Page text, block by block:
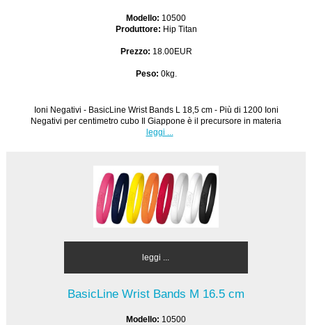
Modello: 10500
Produttore: Hip Titan
Prezzo: 18.00EUR
Peso: 0kg.
Ioni Negativi - BasicLine Wrist Bands L 18,5 cm - Più di 1200 Ioni
Negativi per centimetro cubo Il Giappone è il precursore in materia
leggi ...
leggi ...
BasicLine Wrist Bands M 16.5 cm
Modello: 10500